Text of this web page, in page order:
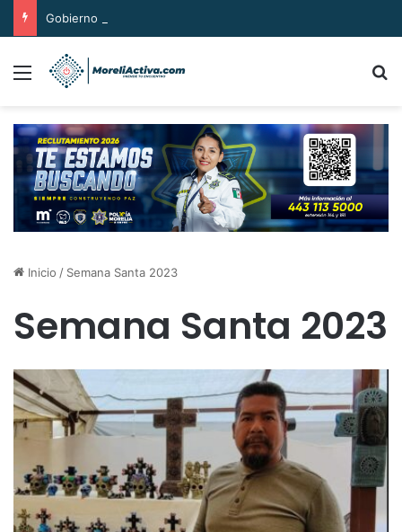
Menú
Inicio / Semana Santa 2023
Semana Santa 2023